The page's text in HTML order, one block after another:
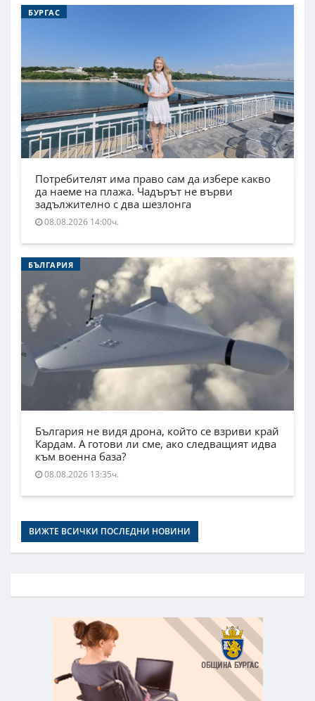
БУРГАС
Потребителят има право сам да избере какво
да наеме на плажа. Чадърът не върви
задължително с два шезлонга
08.08.2026 14:00ч.
БЪЛГАРИЯ
България не видя дрона, който се взриви край
Кардам. А готови ли сме, ако следващият идва
към военна база?
08.08.2026 13:35ч.
ВИЖТЕ ВСИЧКИ ПОСЛЕДНИ НОВИНИ